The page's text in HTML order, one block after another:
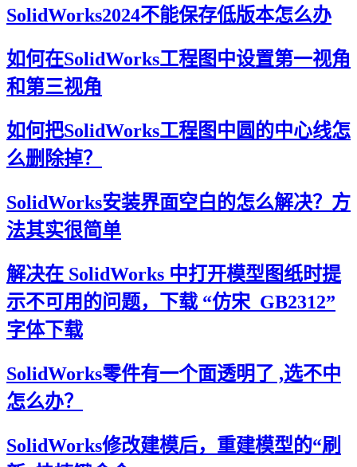
SolidWorks2024不能保存低版本怎么办
如何在SolidWorks工程图中设置第一视角
和第三视角
如何把SolidWorks工程图中圆的中心线怎
么删除掉？
SolidWorks安装界面空白的怎么解决？方
法其实很简单
解决在 SolidWorks 中打开模型图纸时提
示不可用的问题，下载 “仿宋_GB2312”
字体下载
SolidWorks零件有一个面透明了 ,选不中
怎么办？
SolidWorks修改建模后，重建模型的“刷